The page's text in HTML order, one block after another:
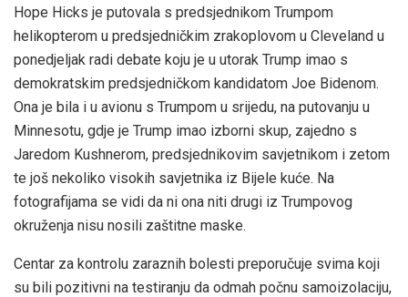
Hope Hicks je putovala s predsjednikom Trumpom
helikopterom u predsjedničkim zrakoplovom u Cleveland u
ponedjeljak radi debate koju je u utorak Trump imao s
demokratskim predsjedničkom kandidatom Joe Bidenom.
Ona je bila i u avionu s Trumpom u srijedu, na putovanju u
Minnesotu, gdje je Trump imao izborni skup, zajedno s
Jaredom Kushnerom, predsjednikovim savjetnikom i zetom
te još nekoliko visokih savjetnika iz Bijele kuće. Na
fotografijama se vidi da ni ona niti drugi iz Trumpovog
okruženja nisu nosili zaštitne maske.
Centar za kontrolu zaraznih bolesti preporučuje svima koji
su bili pozitivni na testiranju da odmah počnu samoizolaciju,